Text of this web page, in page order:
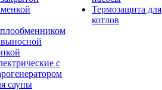
с
сауны
Термозащита для
котлов